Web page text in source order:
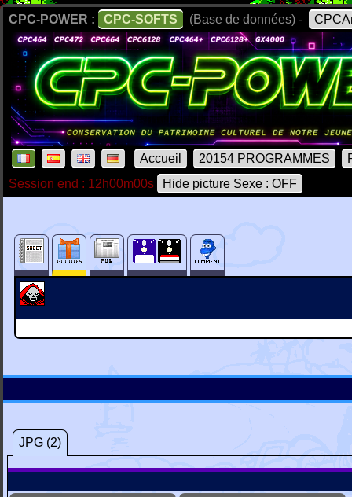
CPC-POWER : CPC-SOFTS (Base de données) -
Accueil 20154 PROGRAMMES
Session end : 12h00m00s
Hide picture Sexe : OFF
JPG (2)